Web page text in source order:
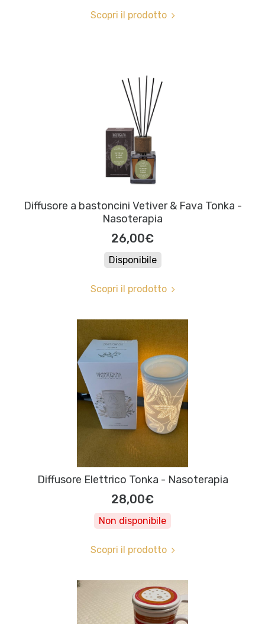
Scopri il prodotto
Diffusore a bastoncini Vetiver & Fava Tonka -
Nasoterapia
26,00€
Disponibile
Scopri il prodotto
Diffusore Elettrico Tonka - Nasoterapia
28,00€
Non disponibile
Scopri il prodotto